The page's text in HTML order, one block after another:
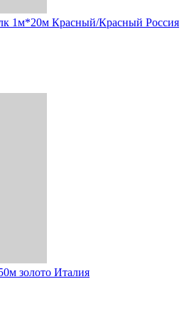
1м*20м Красный/Красный Россия
золото Италия